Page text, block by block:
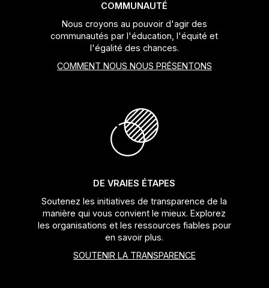
COMMUNAUTÉ
Nous croyons au pouvoir d'agir des
communautés par l'éducation, l'équité et
l'égalité des chances.
COMMENT NOUS NOUS PRÉSENTONS
DE VRAIES ÉTAPES
Soutenez les initiatives de transparence de la
manière qui vous convient le mieux. Explorez
les organisations et les ressources fiables pour
en savoir plus.
SOUTENIR LA TRANSPARENCE